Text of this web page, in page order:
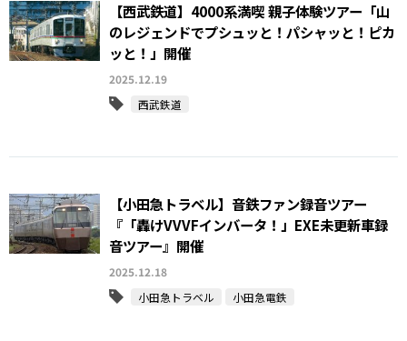
【西武鉄道】4000系満喫 親子体験ツアー「山
のレジェンドでプシュッと！パシャッと！ピカ
ッと！」開催
2025.12.19
西武鉄道
【小田急トラベル】音鉄ファン録音ツアー
『「轟けVVVFインバータ！」EXE未更新車録
音ツアー』開催
2025.12.18
小田急トラベル
小田急電鉄